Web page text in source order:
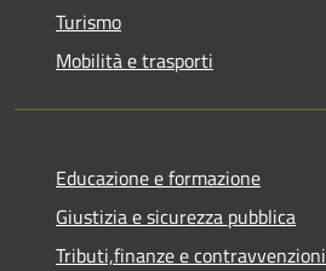
Turismo
Mobilità e trasporti
Educazione e formazione
Giustizia e sicurezza pubblica
Tributi,finanze e contravvenzioni